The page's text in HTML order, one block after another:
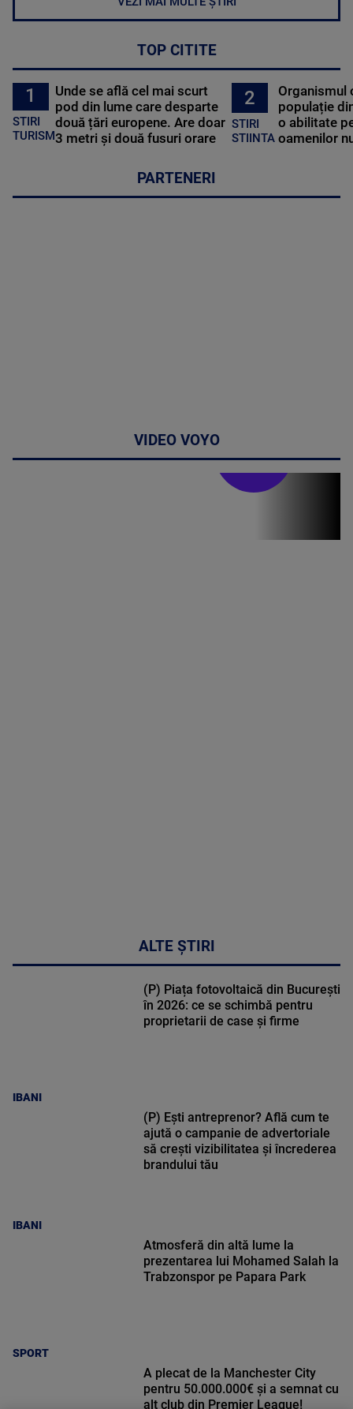
TOP CITITE
1
STIRI
TURISM
Unde se află cel mai scurt
pod din lume care desparte
două țări europene. Are doar
3 metri și două fusuri orare
2
STIRI
STIINTA
Organismul
populație
o abilitate
oamenilor
PARTENERI
VIDEO VOYO
ALTE ȘTIRI
IBANI
(P) Piața fotovoltaică din București
în 2026: ce se schimbă pentru
proprietarii de case și firme
IBANI
(P) Ești antreprenor? Află cum te
ajută o campanie de advertoriale
să crești vizibilitatea și încrederea
brandului tău
SPORT
Atmosferă din altă lume la
prezentarea lui Mohamed Salah la
Trabzonspor pe Papara Park
A plecat de la Manchester City
pentru 50.000.000€ și a semnat cu
alt club din Premier League!